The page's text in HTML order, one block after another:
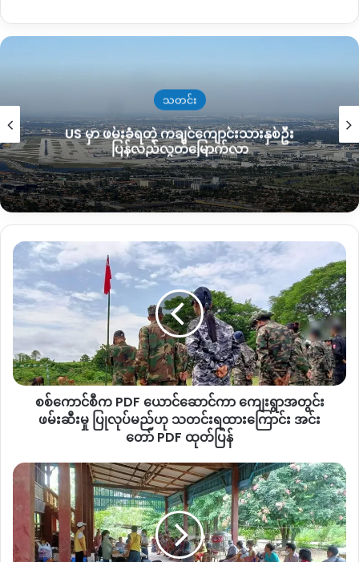
အသက် ၃၅နှစ် ရှိသူဖြစ်သည်။
မိခင်ဖြစ်သူမှာလည်း သူ၏ ခြေထောက်တစ်ဖက်နှင့် ကျောနေရာတွင်
ဒဏ်ရာပြင်းထန်ရရှိခဲ့သည့်အတွက် ကသာမြို့ ပြည်သူ့ဆေးရုံကြီးသို့
ပို့ဆောင်ထားကြောင်း သိရသည်။
မိုင်းပေါက်ကွဲမှုနှင့်ပတ်သက်ပြီး နယ်မြေဒေသအတွင်း နီးစပ်ရာ
ခဲ့သော်လည်း ၎င်းတို့၏ လုပ်ဆောင်ချက်မဟုတ်ကြောင်း ကသာ
PDF
တပ်ဖွဲ့များထံမှသိရသည်။
Copy URL
သတင်း
US မှာ ဖမ်းခံရတဲ့ ကချင်ကျောင်းသားနှစ်ဦး
ပြန်လည်လွတ်မြောက်လာ
စစ်
ကောင်စီ
က PDF ယောင်
ဆောင်
အတွင်း
ဖမ်းဆီး
မှု
ပြုလုပ်
ထား
ကြောင်း
တော် PDF ထုတ်
ပြန်
စစ်ကောင်စီက PDF ယောင်ဆောင်ကာ ကျေးရွာအတွင်း
ဖမ်းဆီးမှု ပြုလုပ်မည်ဟု သတင်းရထားကြောင်း အင်း
တော် PDF ထုတ်ပြန်
ဆယ်
ဇင်း
စစ်
ရှောင်
ပြည်
သူများ